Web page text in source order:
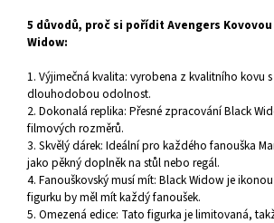
5 důvodů, proč si pořídit Avengers
Widow:
1. Výjimečná kvalita: vyrobena z kvalitního kovu
dlouhodobou odolnost.
2. Dokonalá replika: Přesné zpracování Black
filmových rozměrů.
3. Skvělý dárek: Ideální pro každého fanouška
jako pěkný doplněk na stůl nebo regál.
4. Fanouškovský musí mít: Black Widow je
figurku by měl mít každý fanoušek.
5. Omezená edice: Tato figurka je limitovaná,